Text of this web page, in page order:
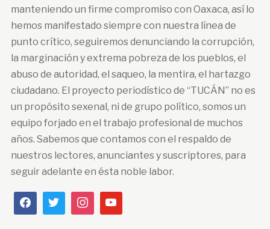
manteniendo un firme compromiso con Oaxaca, así lo
hemos manifestado siempre con nuestra línea de
punto crítico, seguiremos denunciando la corrupción,
la marginación y extrema pobreza de los pueblos, el
abuso de autoridad, el saqueo, la mentira, el hartazgo
ciudadano. El proyecto periodístico de “TUCÁN” no es
un propósito sexenal, ni de grupo político, somos un
equipo forjado en el trabajo profesional de muchos
años. Sabemos que contamos con el respaldo de
nuestros lectores, anunciantes y suscriptores, para
seguir adelante en ésta noble labor.